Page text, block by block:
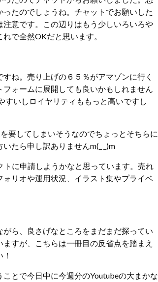
たのでしょうね。チャットでお願いした
意です。この辺りはもう少しいろいろや
で全然OKだと思います。
ね。売り上げの６５％がアマゾンに行く
ォームに展開しても良いかもしれません
すいしロイヤリティももっと高いですし
要してしまいそうなのでちょっとそちらに
たら申し訳ありませんm(_ _)m
に申請しようかなと思っています。売れ
リオや運用状況、イラスト集やプライベ
ら、良さげなところをまだまだ探ってい
すが、こちらは一冊目の反省点を踏まえ
とで今日中に今週分のYoutubeの大まかな